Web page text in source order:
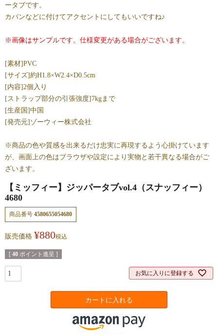
ータブです。
カバンなどに付けてアクセントにしてもいいですね♪
※画像はサンプルです。仕様変更がある場合がございます。
[素材]PVC
[サイズ]約H1.8×W2.4×D0.5cm
[内容]2個入り
[ストラップ部分の引張強度]7kgまで
[生産国]中国
[発売元]ゾーウィー株式会社
※商品の色や質感を出来るだけ忠実に再現するよう心掛けています
が、画面上の色はブラウザや設定により実物と若干異なる場合がご
ざいます。
【ミッフィー】ジッパータブvol.4（スナッフィー）
4680
商品番号 4580655054680
販売価格 ¥880税込
[ 40 ポイント進呈 ]
お気に入りに登録する
カートに入れる